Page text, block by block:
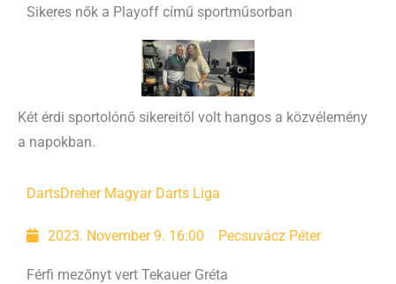
Sikeres nők a Playoff című sportműsorban
Két érdi sportolónő sikereitől volt hangos a közvélemény
a napokban.
DartsDreher Magyar Darts Liga
2023. November 9. 16:00 Pecsuvácz Péter
Férfi mezőnyt vert Tekauer Gréta